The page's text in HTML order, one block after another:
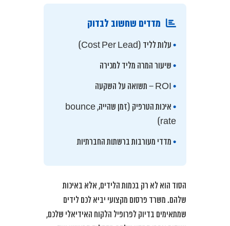
מדדים שחשוב לבדוק
•עלות לליד (Cost Per Lead)
•שיעור המרה מליד למכירה
•ROI – תשואה על השקעה
•
איכות הטרפיק (זמן שהייה, bounce
rate)
•מדדי מעורבות ברשתות החברתיות
הסוד הוא לא רק בכמות הלידים, אלא באיכות
שלהם. משרד פרסום מקצועי יביא לכם לידים
שמתאימים בדיוק לפרופיל הלקוח האידיאלי שלכם,